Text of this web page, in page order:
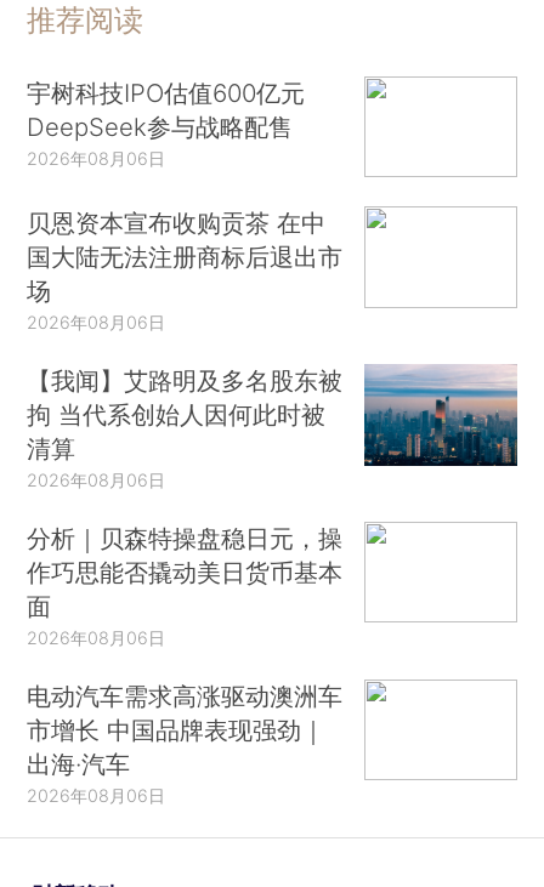
推荐阅读
宇树科技IPO估值600亿元
DeepSeek参与战略配售
2026年08月06日
贝恩资本宣布收购贡茶 在中
国大陆无法注册商标后退出市
场
2026年08月06日
【我闻】艾路明及多名股东被
拘 当代系创始人因何此时被
清算
2026年08月06日
分析｜贝森特操盘稳日元，操
作巧思能否撬动美日货币基本
面
2026年08月06日
电动汽车需求高涨驱动澳洲车
市增长 中国品牌表现强劲｜
出海·汽车
2026年08月06日